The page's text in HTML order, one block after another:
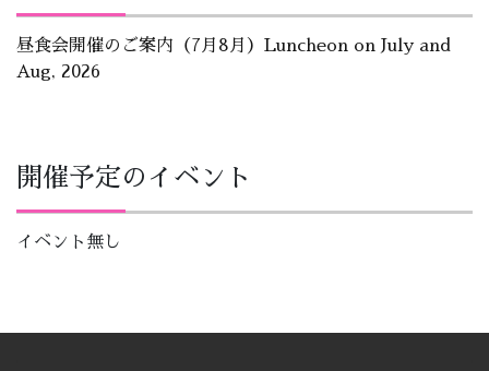
昼食会開催のご案内（7月8月）Luncheon on July and
Aug, 2026
開催予定のイベント
イベント無し